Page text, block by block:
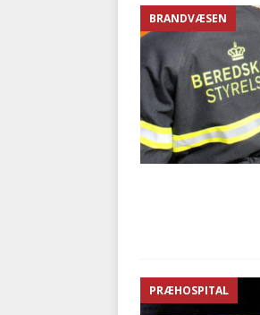
BRANDVÆSEN
PRÆHOSPITAL